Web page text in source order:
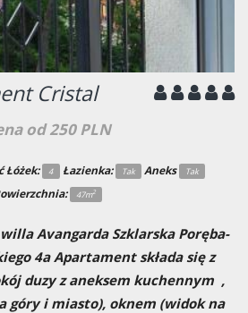
Cristal
od250 PLN
Łóżek: 4 Łazienka: Tak Aneks Tak
47m2
Avangarda Szklarska Poręba-
4a Apartament składa się z
duzy z aneksem kuchennym ,
góry i miasto), oknem (widok na